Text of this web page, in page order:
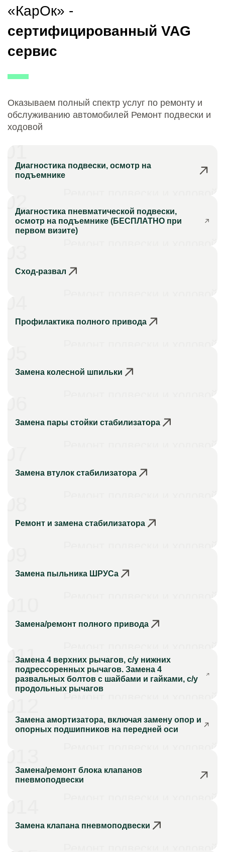
«КарОк» -
сертифицированный VAG
сервис
Оказываем полный спектр услуг по ремонту и
обслуживанию автомобилей Ремонт подвески и
ходовой
Диагностика подвески, осмотр на
подъемнике
02
Диагностика пневматической подвески,
осмотр на подъемнике (БЕСПЛАТНО при
первом визите)
Сход-развал
Профилактика полного привода
Замена колесной шпильки
Замена пары стойки стабилизатора
Замена втулок стабилизатора
Ремонт и замена стабилизатора
Замена пыльника ШРУСа
Замена/ремонт полного привода
011
Ремонт подвески и ходовой
Замена 4 верхних рычагов, с/у нижних
подрессоренных рычагов. Замена 4
развальных болтов с шайбами и гайками, с/у
продольных рычагов
Замена амортизатора, включая замену опор и
опорных подшипников на передней оси
Замена/ремонт блока клапанов
пневмоподвески
Замена клапана пневмоподвески